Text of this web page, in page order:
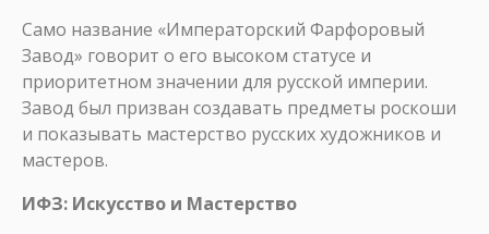
Само название «Императорский Фарфоровый
Завод» говорит о его высоком статусе и
приоритетном значении для русской империи.
Завод был призван создавать предметы роскоши
и показывать мастерство русских художников и
мастеров.
ИФЗ: Искусство и Мастерство